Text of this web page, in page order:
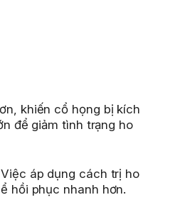
khiến cổ họng bị kích
để giảm tình trạng ho
áp dụng cách trị ho
hồi phục nhanh hơn.